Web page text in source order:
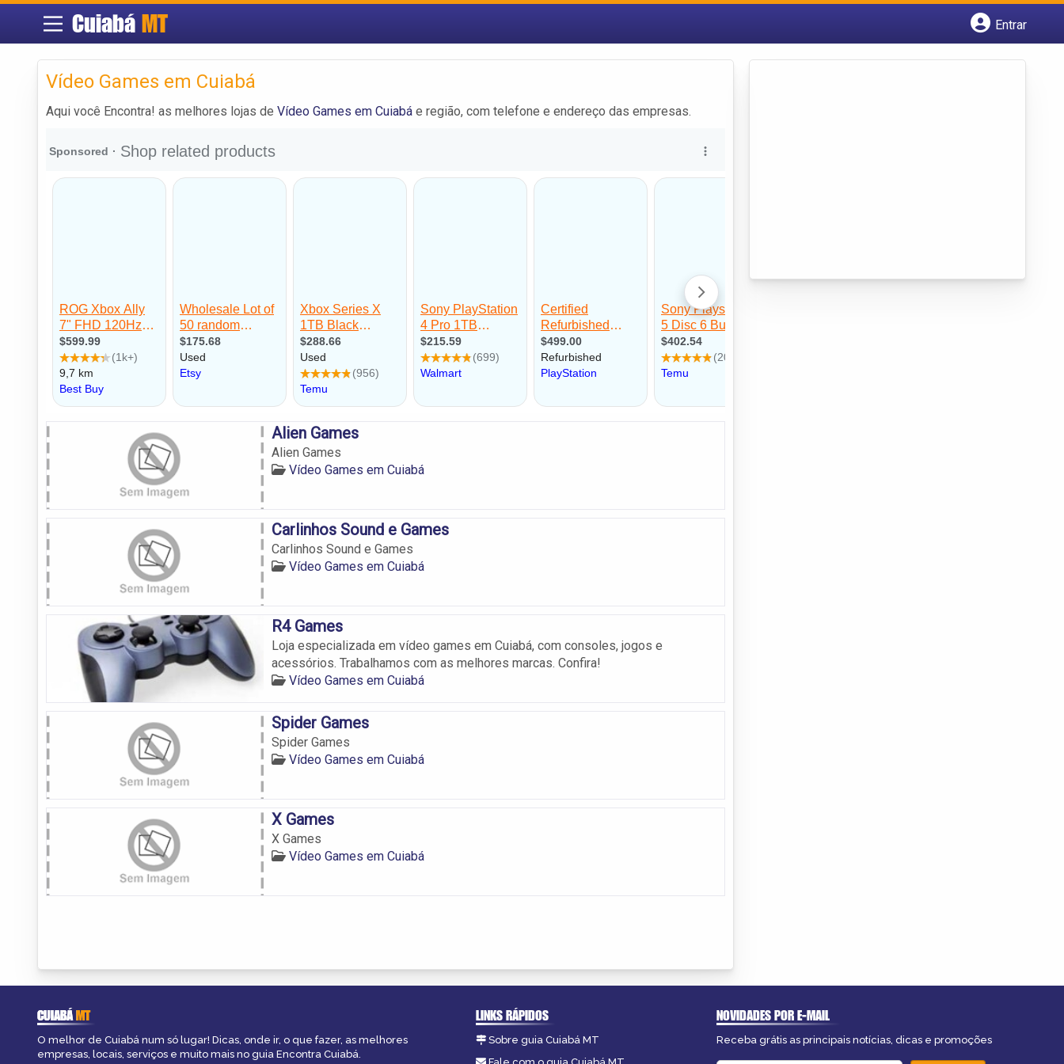
Cuiabá MT
Entrar
Vídeo Games em Cuiabá
Aqui você Encontra! as melhores lojas de Vídeo Games em Cuiabá e região, com telefone e endereço das empresas.
Alien Games
Alien Games
Vídeo Games em Cuiabá
Carlinhos Sound e Games
Carlinhos Sound e Games
Vídeo Games em Cuiabá
R4 Games
Loja especializada em vídeo games em Cuiabá, com consoles, jogos e
acessórios. Trabalhamos com as melhores marcas. Confira!
Vídeo Games em Cuiabá
Spider Games
Spider Games
Vídeo Games em Cuiabá
X Games
X Games
Vídeo Games em Cuiabá
CUIABÁMT
O melhor de Cuiabá num só lugar! Dicas, onde ir, o que fazer, as melhores
empresas, locais, serviços e muito mais no guia Encontra Cuiabá.
LINKS RÁPIDOS
Sobre guia Cuiabá MT
NOVIDADES POR E-MAIL
Receba grátis as principais notícias, dicas e promoções